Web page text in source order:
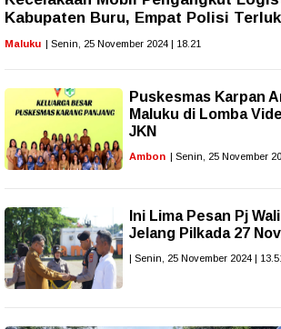
Kabupaten Buru, Empat Polisi
Maluku | Senin, 25 November 2024 | 18.21
Puskesmas Karpan
Maluku di Lomba
JKN
Ambon | Senin, 25 November
Ini Lima Pesan Pj
Jelang Pilkada 27
| Senin, 25 November 2024 |